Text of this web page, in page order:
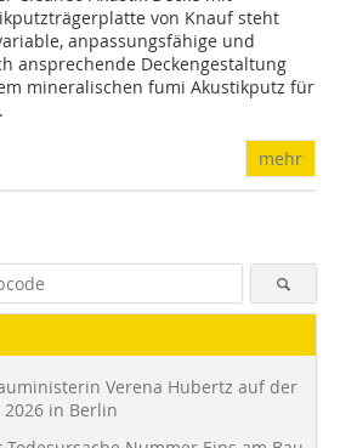
von Knauf steht
anpassungsfähige und
ansprechende Deckengestaltung
mineralischen fumi Akustikputz für
mehr
Verena Hubertz auf der
in Berlin